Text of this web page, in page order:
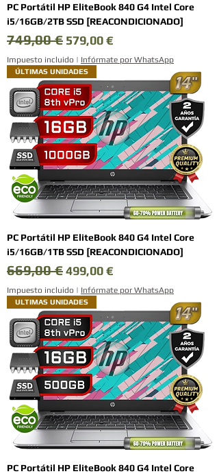
PC Portátil HP EliteBook 840 G4 Intel Core
i5/16GB/2TB SSD [REACONDICIONADO]
Precio
749,00 € Precio de oferta
579,00 €
Impuesto incluido | Infórmate por WhatsApp
ÚLTIMAS UNIDADES
PC Portátil HP EliteBook 840 G4 Intel Core
i5/16GB/1TB SSD [REACONDICIONADO]
Precio
669,00 €Precio de oferta
499,00 €
Impuesto incluido | Infórmate por WhatsApp
ULTIMAS UNIDADES
PC Portátil HP EliteBook 840 G4 Intel Core